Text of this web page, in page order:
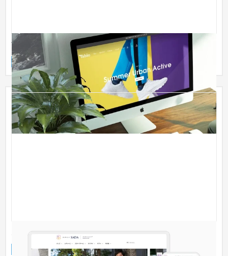
Tabio
ECサイト ファッション・アパレル
オーダースーツ ECサイト 改善
ECサイト ファッション・アパレル